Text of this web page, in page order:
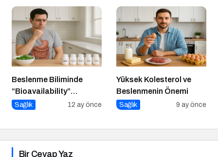
Beslenme Biliminde
“Bioavailability”
Kavramı: Hangi Besin Ne
Sağlık 12 ay önce
Yüksek Kolesterol ve
Beslenmenin Önemi
Sağlık 9 ay önce
Bir Cevap Yaz